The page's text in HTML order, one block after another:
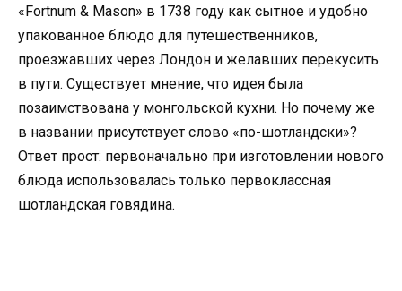
«Fortnum & Mason» в 1738 году как сытное и удобно
упакованное блюдо для путешественников,
проезжавших через Лондон и желавших перекусить
в пути. Существует мнение, что идея была
позаимствована у монгольской кухни. Но почему же
в названии присутствует слово «по-шотландски»?
Ответ прост: первоначально при изготовлении нового
блюда использовалась только первоклассная
шотландская говядина.